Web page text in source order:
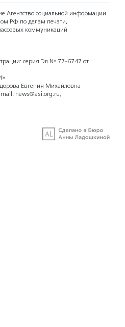
Агентство социальной информации
РФ по делам печати,
коммуникаций
серия Эл № 77-6747 от
Евгения Михайловна
news@asi.org.ru,